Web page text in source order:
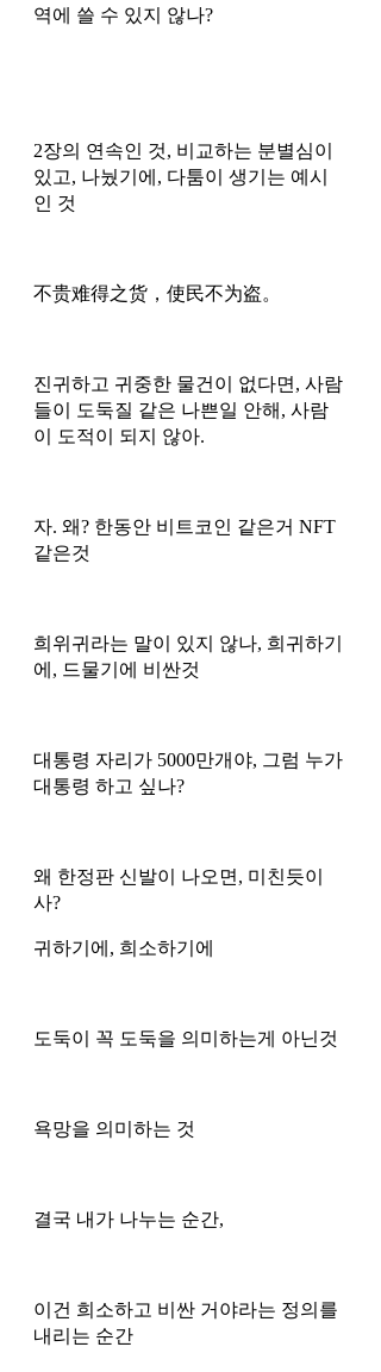
역에 쓸 수 있지 않나?
2장의 연속인 것, 비교하는 분별심이
있고, 나눴기에, 다툼이 생기는 예시
인 것
不贵难得之货，使民不为盗。
진귀하고 귀중한 물건이 없다면, 사람
들이 도둑질 같은 나쁜일 안해, 사람
이 도적이 되지 않아.
자. 왜? 한동안 비트코인 같은거 NFT
같은것
희위귀라는 말이 있지 않나, 희귀하기
에, 드물기에 비싼것
대통령 자리가 5000만개야, 그럼 누가
대통령 하고 싶나?
왜 한정판 신발이 나오면, 미친듯이
사?
귀하기에, 희소하기에
도둑이 꼭 도둑을 의미하는게 아닌것
욕망을 의미하는 것
결국 내가 나누는 순간,
이건 희소하고 비싼 거야라는 정의를
내리는 순간